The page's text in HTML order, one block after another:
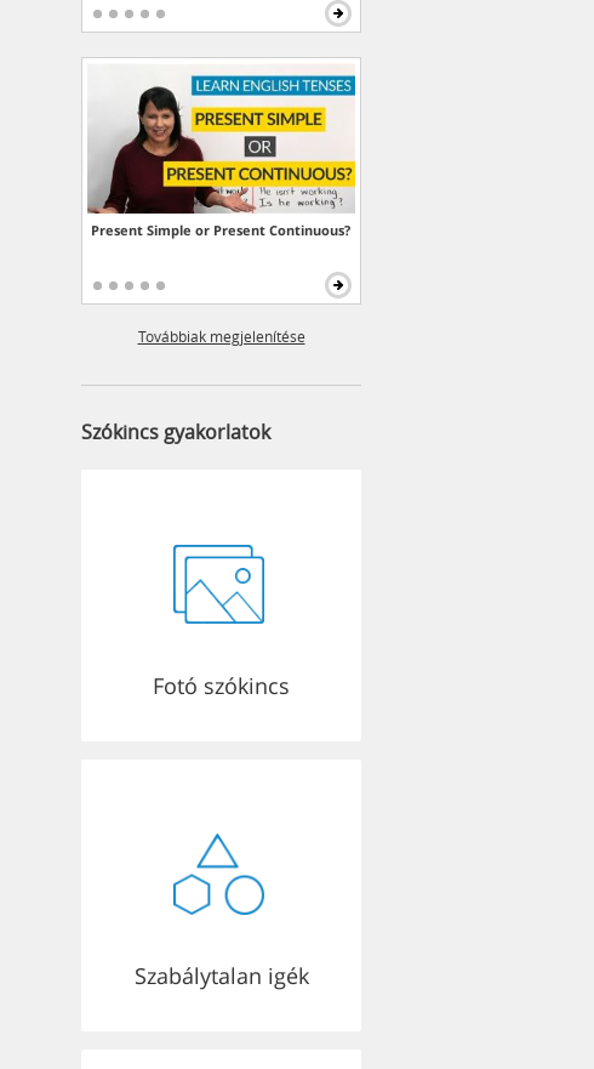
Present Simple or Present Continuous?
Továbbiak megjelenítése
Szókincs gyakorlatok
Fotó szókincs
Szabálytalan igék